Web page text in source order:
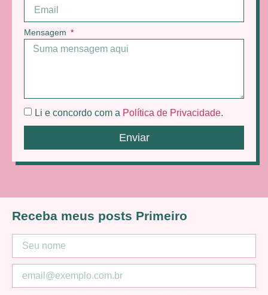
Mensagem
Li e concordo com a Política de Privacidade.
Enviar
Receba meus posts Primeiro